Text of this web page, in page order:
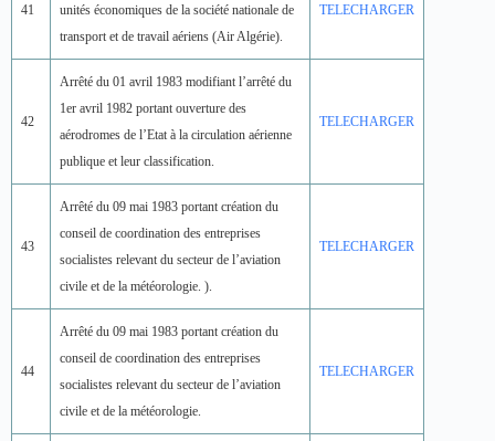
41
unités économiques de la société nationale de
transport et de travail aériens (Air Algérie).
TELECHARGER
42
Arrêté du 01 avril 1983 modifiant l’arrêté du
1er avril 1982 portant ouverture des
aérodromes de l’Etat à la circulation aérienne
publique et leur classification.
TELECHARGER
43
Arrêté du 09 mai 1983 portant création du
conseil de coordination des entreprises
socialistes relevant du secteur de l’aviation
civile et de la météorologie. ).
TELECHARGER
44
Arrêté du 09 mai 1983 portant création du
conseil de coordination des entreprises
socialistes relevant du secteur de l’aviation
civile et de la météorologie.
TELECHARGER